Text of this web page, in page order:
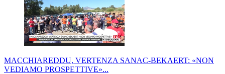
MACCHIAREDDU, VERTENZA SANAC-BEKAERT: «NON
VEDIAMO PROSPETTIVE»...